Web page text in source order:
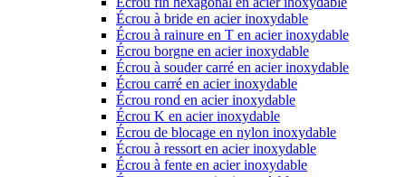
Écrou à bride en acier inoxydable
Écrou à rainure en T en acier inoxydable
Écrou borgne en acier inoxydable
Écrou à souder carré en acier inoxydable
Écrou carré en acier inoxydable
Écrou rond en acier inoxydable
Écrou K en acier inoxydable
Écrou de blocage en nylon inoxydable
Écrou à ressort en acier inoxydable
Écrou à fente en acier inoxydable